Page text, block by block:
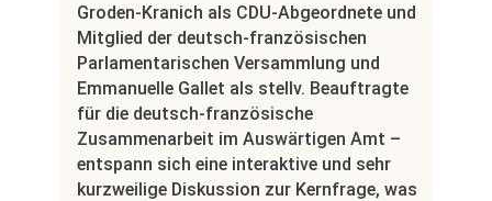
Groden-Kranich als CDU-Abgeordnete und
Mitglied der deutsch-französischen
Parlamentarischen Versammlung und
Emmanuelle Gallet als stellv. Beauftragte
für die deutsch-französische
Zusammenarbeit im Auswärtigen Amt –
entspann sich eine interaktive und sehr
kurzweilige Diskussion zur Kernfrage, was